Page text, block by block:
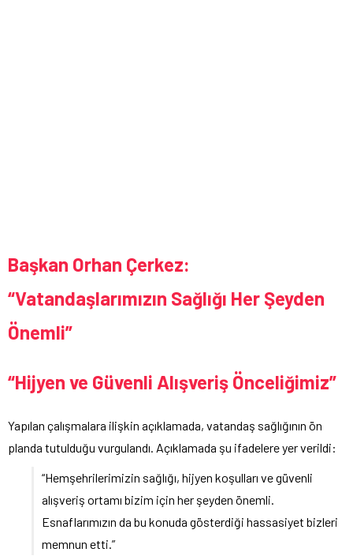
Başkan Orhan Çerkez:
“Vatandaşlarımızın Sağlığı Her Şeyden
Önemli”
“Hijyen ve Güvenli Alışveriş Önceliğimiz”
Yapılan çalışmalara ilişkin açıklamada, vatandaş sağlığının ön
planda tutulduğu vurgulandı. Açıklamada şu ifadelere yer verildi:
“Hemşehrilerimizin sağlığı, hijyen koşulları ve güvenli
alışveriş ortamı bizim için her şeyden önemli.
Esnaflarımızın da bu konuda gösterdiği hassasiyet bizleri
memnun etti.”